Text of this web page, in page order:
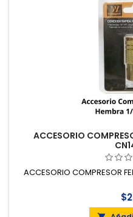
ACCESORIO
ACCESORIO COMPRESOR